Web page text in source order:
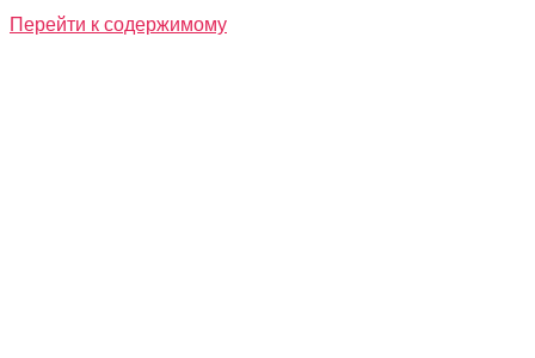
Перейти к содержимому